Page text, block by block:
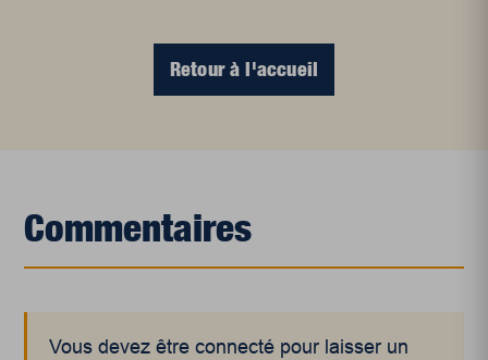
Retour à l'accueil
Commentaires
Vous devez être connecté pour laisser un